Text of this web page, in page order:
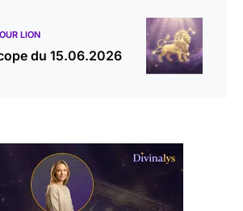
LION
du 15.06.2026